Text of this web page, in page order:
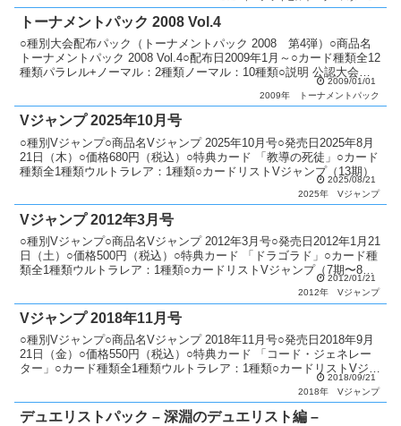
トーナメントパック 2008 Vol.4
○種別大会配布パック（トーナメントパック 2008 第4弾）○商品名
トーナメントパック 2008 Vol.4○配布日2009年1月～○カード種類全12
種類パラレル+ノーマル：2種類ノーマル：10種類○説明 公認大会で
2009/01/01
2009年
トーナメントパック
Vジャンプ 2025年10月号
○種別Vジャンプ○商品名Vジャンプ 2025年10月号○発売日2025年8月
21日（木）○価格680円（税込）○特典カード 「教導の死徒」○カード
種類全1種類ウルトラレア：1種類○カードリストVジャンプ（13期）
2025/08/21
2025年
Vジャンプ
Vジャンプ 2012年3月号
○種別Vジャンプ○商品名Vジャンプ 2012年3月号○発売日2012年1月21
日（土）○価格500円（税込）○特典カード 「ドラゴラド」○カード種
類全1種類ウルトラレア：1種類○カードリストVジャンプ（7期〜8
2012/01/21
2012年
Vジャンプ
Vジャンプ 2018年11月号
○種別Vジャンプ○商品名Vジャンプ 2018年11月号○発売日2018年9月
21日（金）○価格550円（税込）○特典カード 「コード・ジェネレー
ター」○カード種類全1種類ウルトラレア：1種類○カードリストVジャ
2018/09/21
2018年
Vジャンプ
デュエリストパック – 深淵のデュエリスト編 –